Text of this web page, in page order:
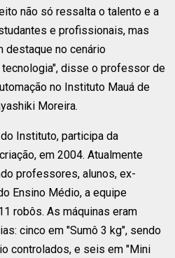
não só ressalta o talento e a
e profissionais, mas
destaque no cenário
disse o professor de
no Instituto Mauá de
Moreira.
Instituto, participa da
em 2004. Atualmente
professores, alunos, ex-
Ensino Médio, a equipe
robôs. As máquinas eram
cinco em "Sumô 3 kg", sendo
controlados, e seis em "Mini